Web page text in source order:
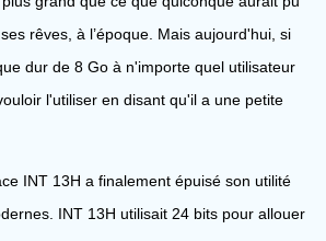
rêves, à l’époque. Mais aujourd'hui, si
dur de 8 Go à n'importe quel utilisateur
l'utiliser en disant qu'il a une petite
INT 13H a finalement épuisé son utilité
INT 13H utilisait 24 bits pour allouer